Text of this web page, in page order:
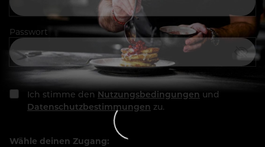
Passwort
Ich stimme den Nutzungsbedingungen und
Datenschutzbestimmungen zu.
Wähle deinen Zugang: